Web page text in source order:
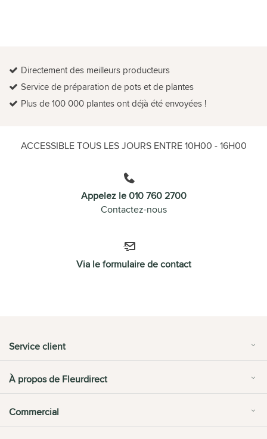
Directement des meilleurs producteurs
Service de préparation de pots et de plantes
Plus de 100 000 plantes ont déjà été envoyées !
ACCESSIBLE TOUS LES JOURS ENTRE 10H00 - 16H00
Appelez le 010 760 2700
Contactez-nous
Via le formulaire de contact
Service client
À propos de Fleurdirect
Commercial